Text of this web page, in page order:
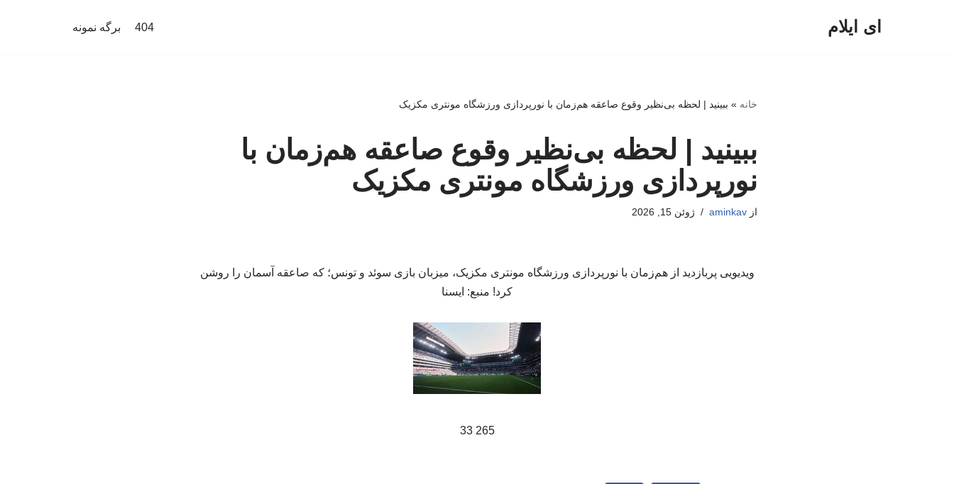
ای ایلام 404 برگه نمونه
خانه » ببینید | لحظه بی‌نظیر وقوع صاعقه هم‌زمان با نورپردازی ورزشگاه مونتری مکزیک
ببینید | لحظه بی‌نظیر وقوع صاعقه هم‌زمان با
نورپردازی ورزشگاه مونتری مکزیک
ازaminkav ژوئن 15, 2026
ویدیویی پربازدید از هم‌زمان با نورپردازی ورزشگاه مونتری مکزیک، میزبان بازی سوئد و تونس؛ که صاعقه آسمان را روشن
کرد! منبع: ایسنا
265 33